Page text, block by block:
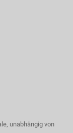
unabhängig von